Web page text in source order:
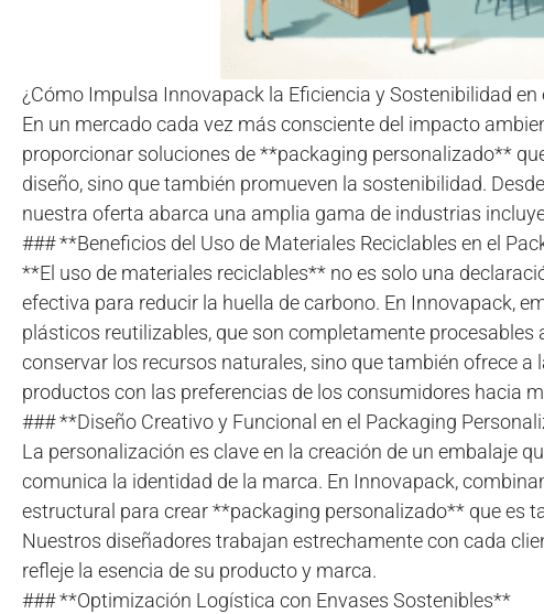
¿Cómo Impulsa Innovapack la Eficiencia y Sostenibilidad
En un mercado cada vez más consciente del impacto
proporcionar soluciones de **packaging personalizado**
diseño, sino que también promueven la sostenibilidad.
nuestra oferta abarca una amplia gama de industrias
### **Beneficios del Uso de Materiales Reciclables en el
**El uso de materiales reciclables** no es solo una
efectiva para reducir la huella de carbono. En Innovapack,
plásticos reutilizables, que son completamente procesables
conservar los recursos naturales, sino que también ofrece
productos con las preferencias de los consumidores hacia
### **Diseño Creativo y Funcional en el Packaging
La personalización es clave en la creación de un embalaje
comunica la identidad de la marca. En Innovapack,
estructural para crear **packaging personalizado** que es
Nuestros diseñadores trabajan estrechamente con cada
refleje la esencia de su producto y marca.
### **Optimización Logística con Envases Sostenibles**